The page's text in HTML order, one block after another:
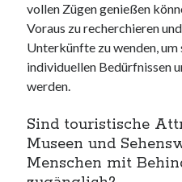
vollen Zügen genießen
Voraus zu recherchieren
Unterkünfte zu wenden, um
individuellen Bedürfnissen
werden.
Sind touristische
Museen und
Menschen mit